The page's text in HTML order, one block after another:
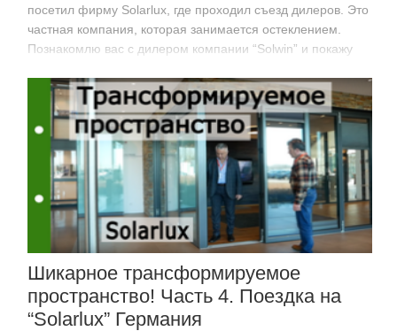
посетил фирму Solarlux, где проходил съезд дилеров. Это
частная компания, которая занимается остеклением.
Познакомлю вас с дилером компании “Solwin” и покажу
Шикарное трансформируемое
пространство! Часть 4. Поездка на
“Solarlux” Германия